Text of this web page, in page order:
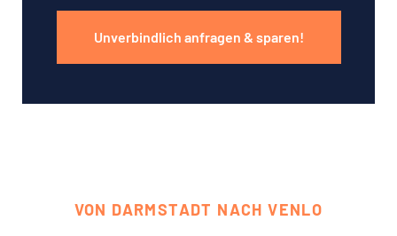
Unverbindlich anfragen & sparen!
VON DARMSTADT NACH VENLO